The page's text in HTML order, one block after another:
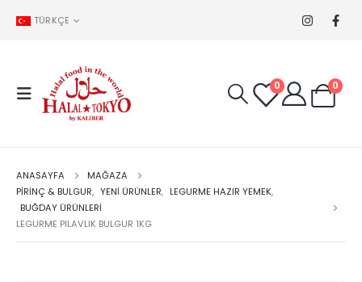
TÜRKÇE
0 0
ANASAYFA
MAĞAZA
PIRINÇ & BULGUR, YENİ ÜRÜNLER, LEGURME HAZIR YEMEK,
BUĞDAY ÜRÜNLERI
LEGURME PILAVLIK BULGUR 1KG